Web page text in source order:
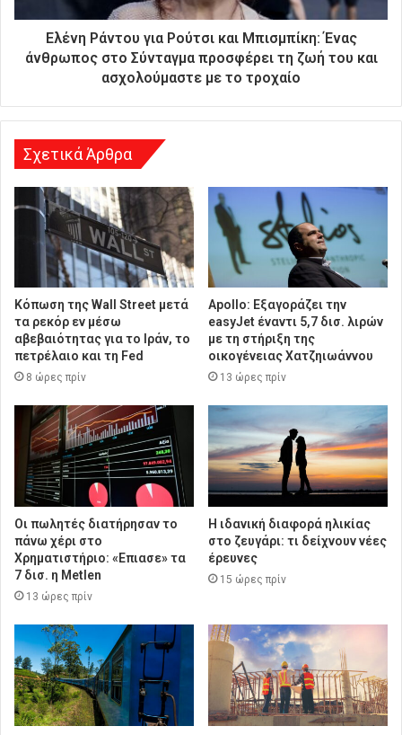
η
Ελένη Ράντου για Ρούτσι και Μπισμπίκη: Ένας
άνθρωπος στο Σύνταγμα προσφέρει τη ζωή του και
ασχολούμαστε με το τροχαίο
Σχετικά Άρθρα
Κόπωση της Wall Street μετά
τα ρεκόρ εν μέσω
αβεβαιότητας για το Ιράν, το
πετρέλαιο και τη Fed
8 ώρες πρίν
Apollo: Εξαγοράζει την
easyJet έναντι 5,7 δισ. λιρών
με τη στήριξη της
οικογένειας Χατζηιωάννου
13 ώρες πρίν
Οι πωλητές διατήρησαν το
πάνω χέρι στο
Χρηματιστήριο: «Επιασε» τα
7 δισ. η Metlen
13 ώρες πρίν
Η ιδανική διαφορά ηλικίας
στο ζευγάρι: τι δείχνουν νέες
έρευνες
15 ώρες πρίν